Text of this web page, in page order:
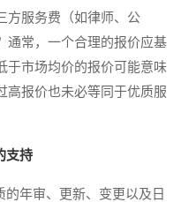
方服务费（如律师、公
通常，一个合理的报价应基
于市场均价的报价可能意味
高报价也未必等同于优质服
支持
年审、更新、变更以及日